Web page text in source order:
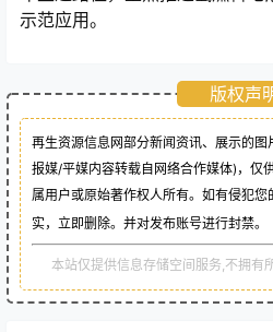
示范应用。
版权声
再生资源信息网部分新闻资讯、展示的
报媒/平媒内容转载自网络合作媒体)，仅
属用户或原始著作权人所有。如有侵犯您
实，立即删除。并对发布账号进行封禁。
本站仅提供信息存储空间服务,不拥有